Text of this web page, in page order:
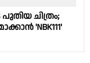
ചിത്രം;
'NBK111'